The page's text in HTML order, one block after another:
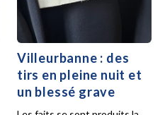
Villeurbanne : des
tirs en pleine nuit et
un blessé grave